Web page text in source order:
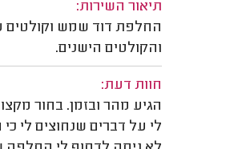
תיאור השירות:
החלפת דוד שמש וקולטים
והקולטים הישנים.
חוות דעת:
הגיע מהר ובזמן. בחור
לי על דברים שנחוצים לי כי